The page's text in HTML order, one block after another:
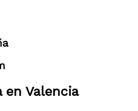
en Valencia